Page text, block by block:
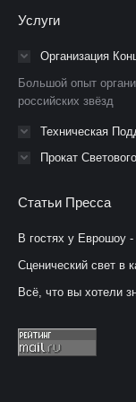
открывается
окне
открывается
в
окне
в
окне
Услуги
Организация
Большой опыт
российских звёзд
Техническая
Прокат
Статьи Пресса
В гостях у Еврошоу
Сценический свет в
Всё, что вы хотели